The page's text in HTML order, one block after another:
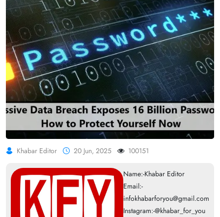
Khabar Editor 20 Jun, 2025 100151
Name:-Khabar Editor
Email:-
infokhabarforyou@gmail.com
Instagram:-@khabar_for_you